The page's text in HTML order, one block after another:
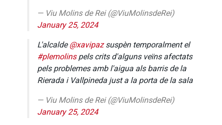
— Viu Molins de Rei (@ViuMolinsdeRei)
January 25, 2024
L'alcalde@xavipazsuspèn temporalment el
#plemolinspels crits d'alguns veïns afectats
pels problemes amb l'aigua als barris de la
Rierada i Vallpineda just a la porta de la sala
— Viu Molins de Rei (@ViuMolinsdeRei)
January 25, 2024